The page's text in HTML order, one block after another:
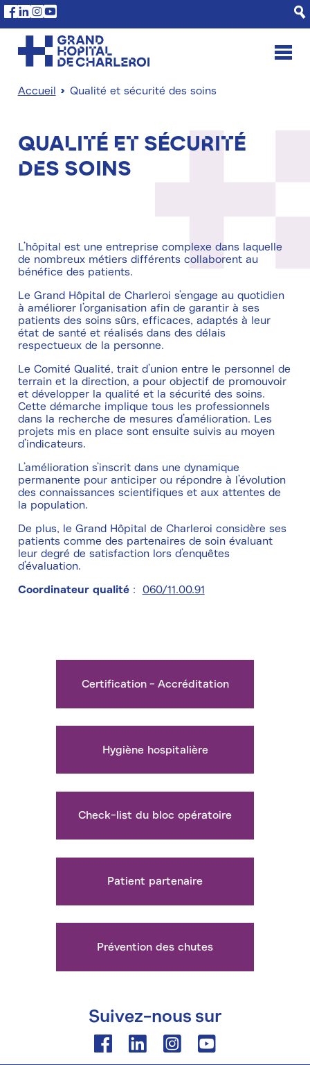
Aller
au
contenu
principal
Facebook
Linkedin
Instagram
Youtube
d'Ariane
Accueil Qualité et sécurité des soins
Qualité et sécurité
des soins
L’hôpital est une entreprise complexe dans laquelle
de nombreux métiers différents collaborent au
bénéfice des patients.
Le Grand Hôpital de Charleroi s’engage au quotidien
à améliorer l’organisation afin de garantir à ses
patients des soins sûrs, efficaces, adaptés à leur
état de santé et réalisés dans des délais
respectueux de la personne.
Le Comité Qualité, trait d’union entre le personnel de
terrain et la direction, a pour objectif de promouvoir
et développer la qualité et la sécurité des soins.
Cette démarche implique tous les professionnels
dans la recherche de mesures d’amélioration. Les
projets mis en place sont ensuite suivis au moyen
d’indicateurs.
L’amélioration s’inscrit dans une dynamique
permanente pour anticiper ou répondre à l’évolution
des connaissances scientifiques et aux attentes de
la population.
De plus, le Grand Hôpital de Charleroi considère ses
patients comme des partenaires de soin évaluant
leur degré de satisfaction lors d’enquêtes
d’évaluation.
Coordinateur qualité: 060/11.00.91
Certification - Accréditation
Hygiène hospitalière
Check-list du bloc opératoire
Patient partenaire
Prévention des chutes
Suivez-nous sur
FacebookLinkedinInstagramYoutube
Panneau de gestion des cookies